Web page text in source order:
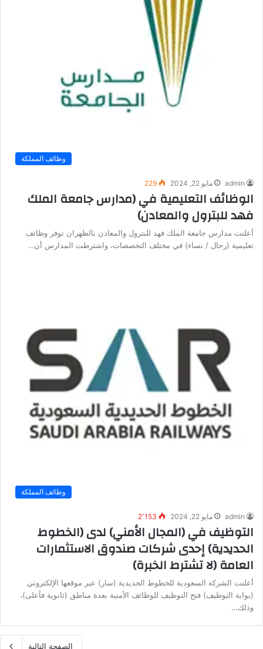
وظائف المملكة
admin مايو 22, 2024 229
الوظائف التعليمية في (مدارس جامعة الملك
فهد للبترول والمعادن)
أعلنت مدارس جامعة الملك فهد للبترول والمعادن بالظهران توفر وظائف
تعليمية (رجال / نساء) في مختلف التخصصات، واشترطت المدارس أن…
وظائف المملكة
admin مايو 22, 2024 2٬153
التوظيف في (المجال الأمني) لدى (الخطوط
الحديدية) إحدى شركات صندوق الاستثمارات
العامة (لا تشترط الخبرة)
أعلنت الشركة السعودية للخطوط الحديدية (سار) عبر موقعها الإلكتروني
(بوابة التوظيف) فتح التوظيف للوظائف الأمنية بعدة مناطق (ثانوية فأعلى)،
وذلك…
الصفحة التالية